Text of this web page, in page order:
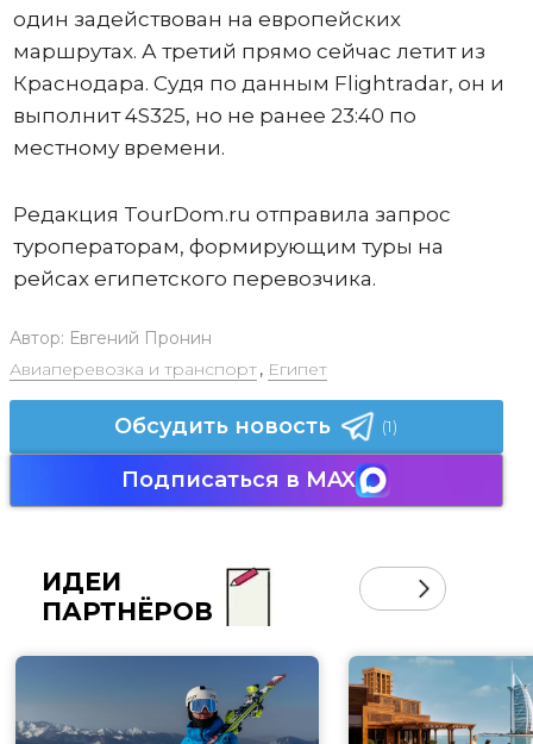
один задействован на европейских
маршрутах. А третий прямо сейчас летит из
Краснодара. Судя по данным Flightradar, он и
выполнит 4S325, но не ранее 23:40 по
местному времени.
Редакция TourDom.ru отправила запрос
туроператорам, формирующим туры на
рейсах египетского перевозчика.
Автор: Евгений Пронин
Авиаперевозка и транспорт, Египет
Обсудить новость (1)
Подписаться в MAX
ИДЕИ
ПАРТНЁРОВ